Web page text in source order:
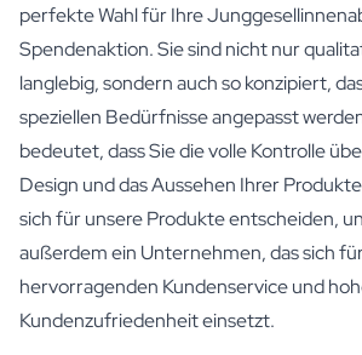
perfekte Wahl für Ihre
Spendenaktion. Sie sind nicht nur
langlebig, sondern auch so konzipiert,
speziellen Bedürfnisse angepasst
bedeutet, dass Sie die volle Kontrolle
Design und das Aussehen Ihrer
sich für unsere Produkte entscheiden,
außerdem ein Unternehmen, das sich
hervorragenden Kundenservice und
Kundenzufriedenheit einsetzt.